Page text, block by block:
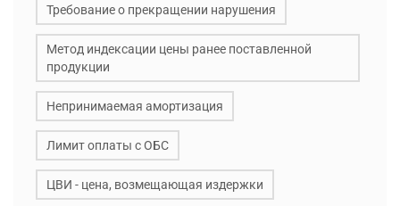
Требование о прекращении нарушения
Метод индексации цены ранее поставленной
продукции
Непринимаемая амортизация
Лимит оплаты с ОБС
ЦВИ - цена, возмещающая издержки